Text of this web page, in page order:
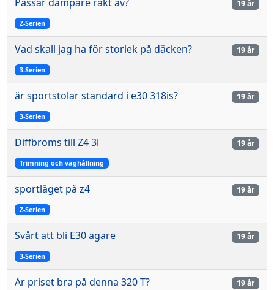
Z-Serien
19 år
Vad skall jag ha för storlek på däcken?
3-Serien
19 år
är sportstolar standard i e30 318is?
3-Serien
19 år
Diffbroms till Z4 3l
Trimning och väghållning
19 år
sportläget på z4
Z-Serien
19 år
Svårt att bli E30 ägare
3-Serien
19 år
Är priset bra på denna 320 T? 19 år